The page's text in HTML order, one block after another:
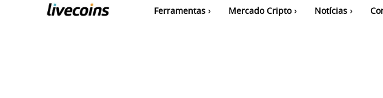
Ferramentas Mercado Cripto Notícias